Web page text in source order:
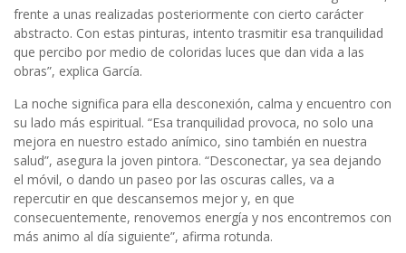
frente a unas realizadas posteriormente con cierto carácter
abstracto. Con estas pinturas, intento trasmitir esa tranquilidad
que percibo por medio de coloridas luces que dan vida a las
obras”, explica García.
La noche significa para ella desconexión, calma y encuentro con
su lado más espiritual. “Esa tranquilidad provoca, no solo una
mejora en nuestro estado anímico, sino también en nuestra
salud”, asegura la joven pintora. “Desconectar, ya sea dejando
el móvil, o dando un paseo por las oscuras calles, va a
repercutir en que descansemos mejor y, en que
consecuentemente, renovemos energía y nos encontremos con
más animo al día siguiente”, afirma rotunda.